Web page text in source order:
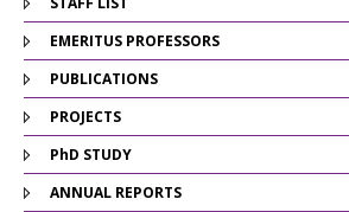
EMERITUS PROFESSORS
PUBLICATIONS
PROJECTS
PhD STUDY
ANNUAL REPORTS